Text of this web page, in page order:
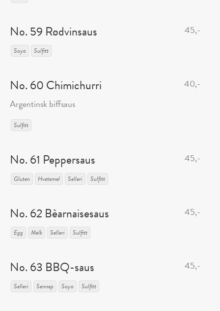
No. 59 Rødvinsaus
Soya Sulfitt
45,-
No. 60 Chimichurri
Argentinsk biffsaus
Sulfitt
40,-
No. 61 Peppersaus
Gluten Hvetemel Selleri Sulfitt
45,-
No. 62 Bèarnaisesaus
Egg Melk Selleri Sulfitt
45,-
No. 63 BBQ-saus
Selleri Sennep Soya Sulfitt
45,-